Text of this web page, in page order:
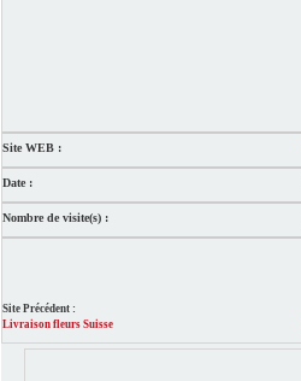
Site WEB :
Date :
Nombre de visite(s) :
Site Précédent :
Livraison fleurs Suisse